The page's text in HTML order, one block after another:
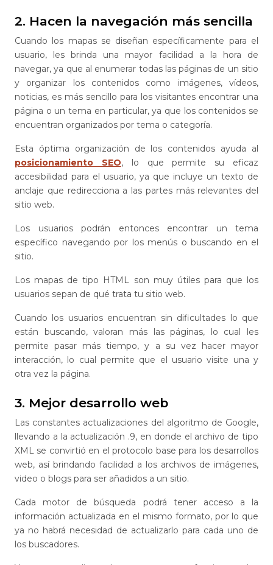
2. Hacen la navegación más sencilla
Cuando los mapas se diseñan específicamente para el
usuario, les brinda una mayor facilidad a la hora de
navegar, ya que al enumerar todas las páginas de un sitio
y organizar los contenidos como imágenes, vídeos,
noticias, es más sencillo para los visitantes encontrar una
página o un tema en particular, ya que los contenidos se
encuentran organizados por tema o categoría.
Esta óptima organización de los contenidos ayuda al
posicionamiento SEO, lo que permite su eficaz
accesibilidad para el usuario, ya que incluye un texto de
anclaje que redirecciona a las partes más relevantes del
sitio web.
Los usuarios podrán entonces encontrar un tema
específico navegando por los menús o buscando en el
sitio.
Los mapas de tipo HTML son muy útiles para que los
usuarios sepan de qué trata tu sitio web.
Cuando los usuarios encuentran sin dificultades lo que
están buscando, valoran más las páginas, lo cual les
permite pasar más tiempo, y a su vez hacer mayor
interacción, lo cual permite que el usuario visite una y
otra vez la página.
3. Mejor desarrollo web
Las constantes actualizaciones del algoritmo de Google,
llevando a la actualización .9, en donde el archivo de tipo
XML se convirtió en el protocolo base para los desarrollos
web, así brindando facilidad a los archivos de imágenes,
video o blogs para ser añadidos a un sitio.
Cada motor de búsqueda podrá tener acceso a la
información actualizada en el mismo formato, por lo que
ya no habrá necesidad de actualizarlo para cada uno de
los buscadores.